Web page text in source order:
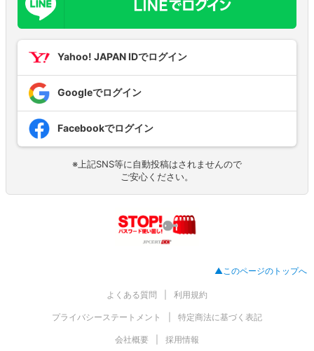
Yahoo! JAPAN IDでログイン
Googleでログイン
Facebookでログイン
※上記SNS等に自動投稿はされませんので
ご安心ください。
▲このページのトップへ
よくある質問 利用規約
プライバシーステートメント 特定商法に基づく表記
会社概要 採用情報